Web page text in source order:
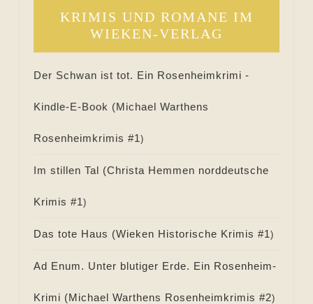
KRIMIS UND ROMANE IM
WIEKEN-VERLAG
Der Schwan ist tot. Ein Rosenheimkrimi -
Kindle-E-Book (Michael Warthens
Rosenheimkrimis #1)
Im stillen Tal (Christa Hemmen norddeutsche
Krimis #1)
Das tote Haus (Wieken Historische Krimis #1)
Ad Enum. Unter blutiger Erde. Ein Rosenheim-
Krimi (Michael Warthens Rosenheimkrimis #2)